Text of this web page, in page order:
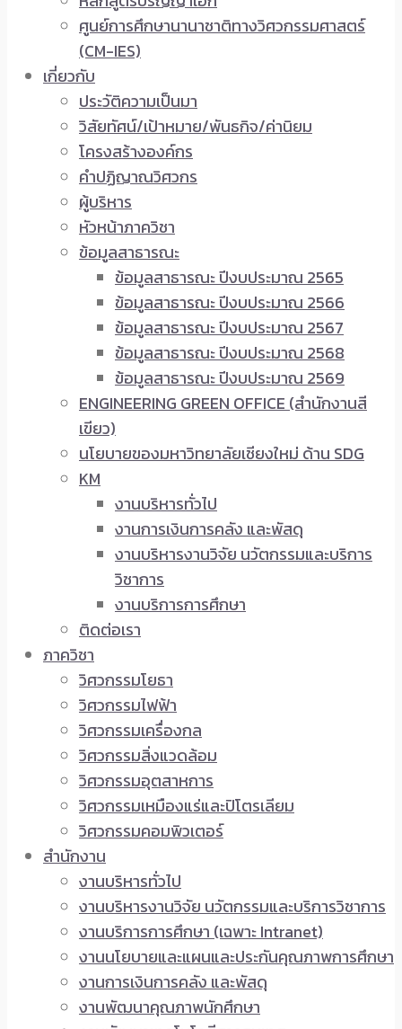
ศูนย์การศึกษานานาชาติทางวิศวกรรมศาสตร์
(CM-IES)
เกี่ยวกับ
ประวัติความเป็นมา
วิสัยทัศน์/เป้าหมาย/พันธกิจ/ค่านิยม
โครงสร้างองค์กร
คำปฏิญาณวิศวกร
ผู้บริหาร
หัวหน้าภาควิชา
ข้อมูลสาธารณะ
ข้อมูลสาธารณะ ปีงบประมาณ 2565
ข้อมูลสาธารณะ ปีงบประมาณ 2566
ข้อมูลสาธารณะ ปีงบประมาณ 2567
ข้อมูลสาธารณะ ปีงบประมาณ 2568
ข้อมูลสาธารณะ ปีงบประมาณ 2569
ENGINEERING GREEN OFFICE (สำนักงานสี
เขียว)
นโยบายของมหาวิทยาลัยเชียงใหม่ ด้าน SDG
KM
งานบริหารทั่วไป
งานการเงินการคลัง และพัสดุ
งานบริหารงานวิจัย นวัตกรรมและบริการ
วิชาการ
งานบริการการศึกษา
ติดต่อเรา
ภาควิชา
วิศวกรรมโยธา
วิศวกรรมไฟฟ้า
วิศวกรรมเครื่องกล
วิศวกรรมสิ่งแวดล้อม
วิศวกรรมอุตสาหการ
วิศวกรรมเหมืองแร่และปิโตรเลียม
วิศวกรรมคอมพิวเตอร์
สำนักงาน
งานบริหารทั่วไป
งานบริหารงานวิจัย นวัตกรรมและบริการวิชาการ
งานบริการการศึกษา (เฉพาะ Intranet)
งานนโยบายและแผนและประกันคุณภาพการศึกษา
งานการเงินการคลัง และพัสดุ
งานพัฒนาคุณภาพนักศึกษา